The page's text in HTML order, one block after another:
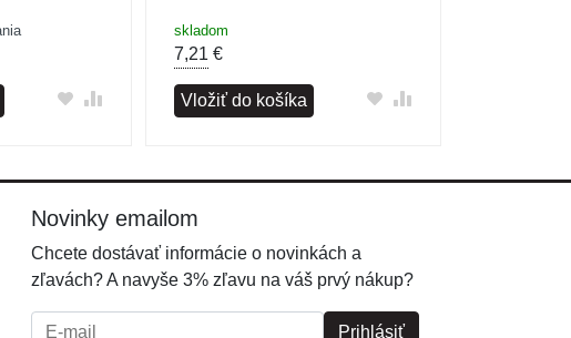
skladom
7,21 €
Vložiť do košíka
Novinky emailom
Chcete dostávať informácie o novinkách a
zľavách? A navyše 3% zľavu na váš prvý nákup?
E-mail: Prihlásiť